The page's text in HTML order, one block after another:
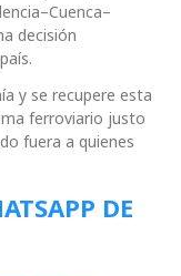
decisión
y se recupere esta
ferroviario justo
fuera a quienes
DE